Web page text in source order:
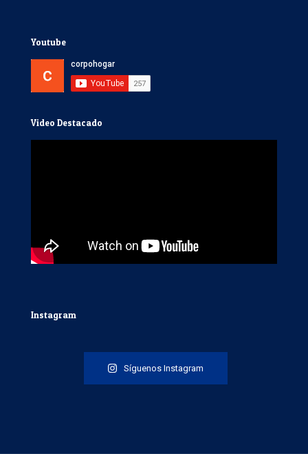
Youtube
Video Destacado
Instagram
Síguenos Instagram